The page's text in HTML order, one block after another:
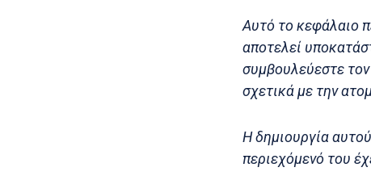
Αυτό το κεφάλαιο
αποτελεί
συμβουλεύεστε
σχετικά με την
Η δημιουργία
περιεχόμενό του